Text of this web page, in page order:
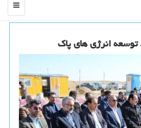
منو
انرژی های پاك